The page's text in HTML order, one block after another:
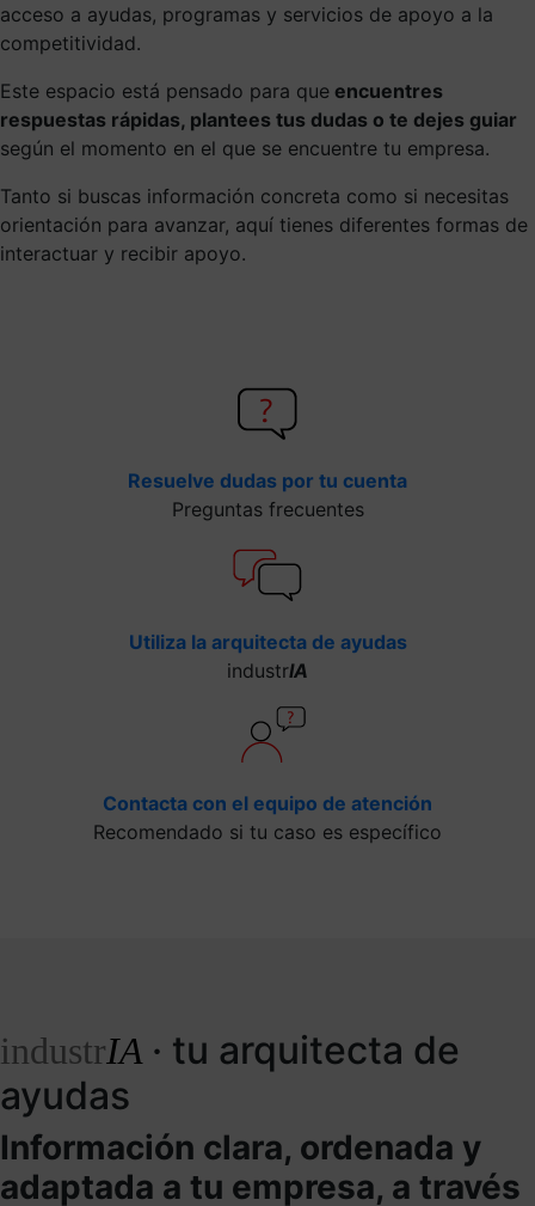
acceso a ayudas, programas y servicios de apoyo a la
competitividad.
Este espacio está pensado para que encuentres
respuestas rápidas, plantees tus dudas o te dejes guiar
según el momento en el que se encuentre tu empresa.
Tanto si buscas información concreta como si necesitas
orientación para avanzar, aquí tienes diferentes formas de
interactuar y recibir apoyo.
Resuelve dudas por tu cuenta
Preguntas frecuentes
Utiliza la arquitecta de ayudas
industrIA
Contacta con el equipo de atención
Recomendado si tu caso es específico
industrIA · tu arquitecta de
ayudas
Información clara, ordenada y
adaptada a tu empresa, a través